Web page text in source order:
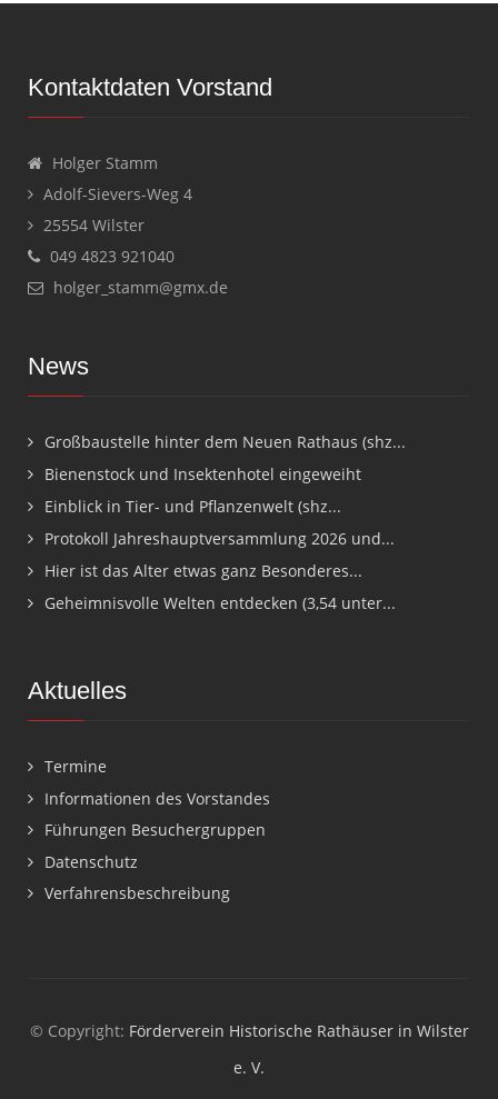
Kontaktdaten Vorstand
Holger Stamm
Adolf-Sievers-Weg 4
25554 Wilster
049 4823 921040
holger_stamm@gmx.de
News
Großbaustelle hinter dem Neuen Rathaus (shz...
Bienenstock und Insektenhotel eingeweiht
Einblick in Tier- und Pflanzenwelt (shz...
Protokoll Jahreshauptversammlung 2026 und...
Hier ist das Alter etwas ganz Besonderes...
Geheimnisvolle Welten entdecken (3,54 unter...
Aktuelles
Termine
Informationen des Vorstandes
Führungen Besuchergruppen
Datenschutz
Verfahrensbeschreibung
© Copyright: Förderverein Historische Rathäuser in Wilster
e. V.